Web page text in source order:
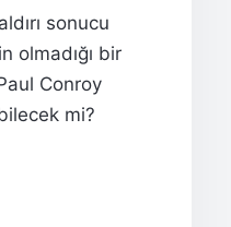
sonucu
olmadığı bir
Conroy
mi?